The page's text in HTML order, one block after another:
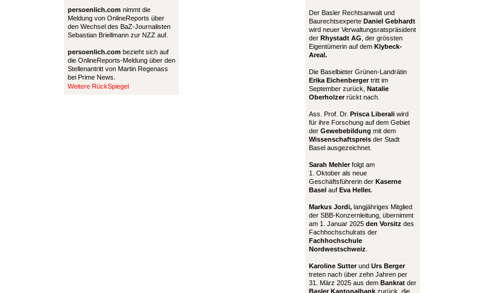
persoenlich.com nimmt die
Meldung von OnlineReports über
den Wechsel des BaZ-Journalisten
Sebastian Briellmann zur NZZ auf.
persoenlich.com bezieht sich auf
die OnlineReports-Meldung über den
Stellenantritt von Martin Regenass
bei Prime News.
Weitere RückSpiegel
Der Basler Rechtsanwalt und
Baurechtsexperte Daniel Gebhardt
wird neuer Verwaltungsratspräsident
der Rhystadt AG , der grössten
Eigentümerin auf dem Klybeck-
Areal.
Die Baselbieter Grünen-Landrätin
Erika Eichenbergertritt im
September zurück, Natalie
Oberholzerrückt nach.
Ass. Prof. Dr. Prisca Liberali wird
für ihre Forschung auf dem Gebiet
der Gewebebildung mit dem
Wissenschaftspreis der Stadt
Basel ausgezeichnet.
Sarah Mehlerfolgt am
1. Oktober als neue
Geschäftsführerin der Kaserne
Basel auf Eva Heller.
Markus Jordi, langjähriges Mitglied
der SBB-Konzernleitung, übernimmt
am 1. Januar 2025 den Vorsitz des
Fachhochschulrats der
Fachhochschule
Nordwestschweiz
Karoline Sutterund Urs Berger
treten nach über zehn Jahren per
31. März 2025 aus dem Bankrat der
Basler Kantonalbank zurück, die